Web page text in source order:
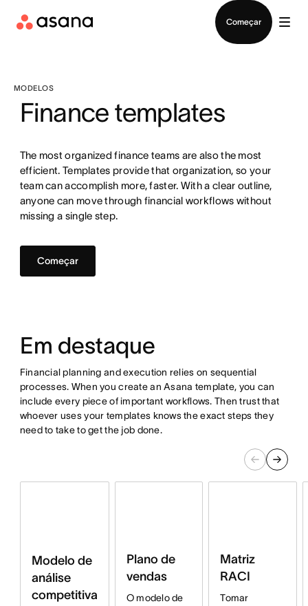
Começar
MODELOS
Finance templates
The most organized finance teams are also the most
efficient. Templates provide that organization, so your
team can accomplish more, faster. With a clear outline,
anyone can move through financial workflows without
missing a single step.
Começar
Em destaque
Financial planning and execution relies on sequential
processes. When you create an Asana template, you can
include every piece of important workflows. Then trust that
whoever uses your templates knows the exact steps they
need to take to get the job done.
Modelo de
análise
competitiva
Plano de
vendas
O modelo de
Matriz
RACI
Tomar